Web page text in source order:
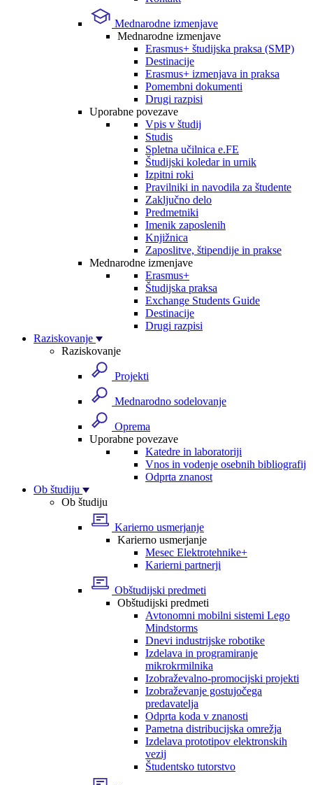
Mednarodne izmenjave
Mednarodne izmenjave
Erasmus+ študijska praksa (SMP)
Destinacije
Erasmus+ izmenjava in praksa
Pomembni dokumenti
Drugi razpisi
Uporabne povezave
Vpis v študij
Studis
Spletna učilnica e.FE
Študijski koledar in urnik
Izpitni roki
Pravilniki in navodila za študente
Zaključno delo
Predmetniki
Imenik zaposlenih
Knjižnica
Zaposlitve, štipendije in prakse
Mednarodne izmenjave
Erasmus+
Študijska praksa
Exchange Students Guide
Destinacije
Drugi razpisi
Raziskovanje
Raziskovanje
Projekti
Mednarodno sodelovanje
Oprema
Uporabne povezave
Katedre in laboratoriji
Vnos in vodenje osebnih bibliografij
Odprta znanost
Ob študiju
Ob študiju
Karierno usmerjanje
Karierno usmerjanje
Mesec Elektrotehnike+
Karierni partnerji
Obštudijski predmeti
Obštudijski predmeti
Avtonomni mobilni sistemi Lego
Mindstorms
Dnevi industrijske robotike
Izdelava in programiranje
mikrokrmilnika
Izobraževalno-promocijski projekti
Izobraževanje gostujočega
predavatelja
Odprta koda v znanosti
Pametna distribucijska omrežja
Izdelava prototipov elektronskih
vezij
Študentsko tutorstvo